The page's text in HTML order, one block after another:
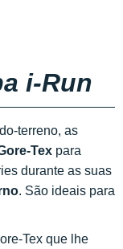
i-Run
terreno, as
Tex para
durante as suas
. São ideais para
Tex que lhe